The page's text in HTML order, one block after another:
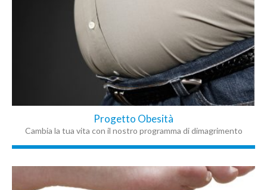
Progetto Obesità
Cambia la tua vita con il nostro programma di dimagrimento